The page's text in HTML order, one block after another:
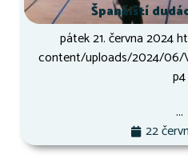
Španělští
pátek 21. června 2024
content/uploads/2024/06/
p4
...
22